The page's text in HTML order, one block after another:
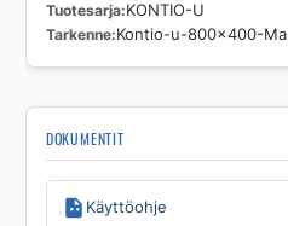
Tuotesarja KONTIO-U
Tarkenne Kontio-u-800x400-Ma
DOKUMENTIT
Käyttöohje